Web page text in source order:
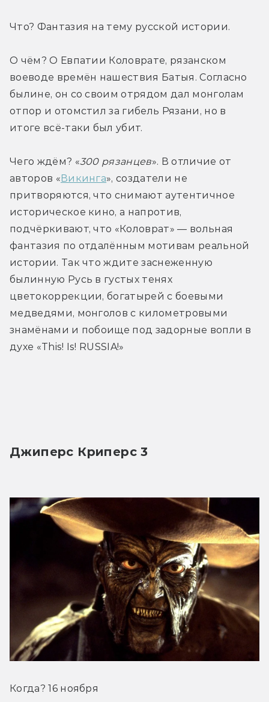
Что? Фантазия на тему русской истории.
О чём? О Евпатии Коловрате, рязанском
воеводе времён нашествия Батыя. Согласно
былине, он со своим отрядом дал монголам
отпор и отомстил за гибель Рязани, но в
итоге всё-таки был убит.
Чего ждём? «300 рязанцев». В отличие от
авторов « Викинга», создатели не
притворяются, что снимают аутентичное
историческое кино, а напротив,
подчёркивают, что «Коловрат» — вольная
фантазия по отдалённым мотивам реальной
истории. Так что ждите заснеженную
былинную Русь в густых тенях
цветокоррекции, богатырей с боевыми
медведями, монголов с километровыми
знамёнами и побоище под задорные вопли в
духе «This! Is! RUSSIA!»
Джиперс Криперс 3
Когда? 16 ноября